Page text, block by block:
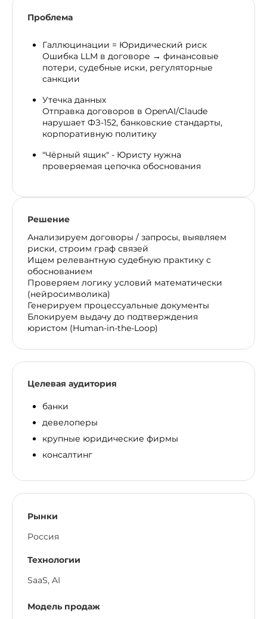
Проблема
Галлюцинации = Юридический риск
Ошибка LLM в договоре → финансовые
потери, судебные иски, регуляторные
санкции​
Утечка данных
Отправка договоров в OpenAI/Claude
нарушает ФЗ-152, банковские стандарты,
корпоративную политику​
"Чёрный ящик" - Юристу нужна
проверяемая цепочка обоснования
Решение
Анализируем договоры / запросы, выявляем
риски, строим граф связей
Ищем релевантную судебную практику с
обоснованием
Проверяем логику условий математически
(нейросимволика)
Генерируем процессуальные документы
Блокируем выдачу до подтверждения
юристом (Human-in-the-Loop)
Целевая аудитория
банки
девелоперы
крупные юридические фирмы
консалтинг
Рынки
Россия
Технологии
SaaS, AI
Модель продаж